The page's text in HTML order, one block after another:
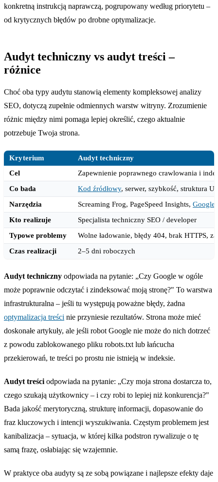
konkretną instrukcją naprawczą, pogrupowany według priorytetu –
od krytycznych błędów po drobne optymalizacje.
Audyt techniczny vs audyt treści –
różnice
Choć oba typy audytu stanowią elementy kompleksowej analizy
SEO, dotyczą zupełnie odmiennych warstw witryny. Zrozumienie
różnic między nimi pomaga lepiej określić, czego aktualnie
potrzebuje Twoja strona.
Kryterium
Audyt techniczny
Cel
Zapewnienie poprawnego crawlowania i
Co bada
Kod źródłowy, serwer, szybkość, struktura
Narzędzia
Screaming Frog, PageSpeed Insights,Google
Kto realizuje
Specjalista techniczny SEO / developer
Typowe problemy
Wolne ładowanie, błędy 404, brak HTTPS,
Czas realizacji
2–5 dni roboczych
Audyt techniczny odpowiada na pytanie: „Czy Google w ogóle
może poprawnie odczytać i zindeksować moją stronę?" To warstwa
infrastrukturalna – jeśli tu występują poważne błędy, żadna
optymalizacja treści nie przyniesie rezultatów. Strona może mieć
doskonałe artykuły, ale jeśli robot Google nie może do nich dotrzeć
z powodu zablokowanego pliku robots.txt lub łańcucha
przekierowań, te treści po prostu nie istnieją w indeksie.
Audyt treści odpowiada na pytanie: „Czy moja strona dostarcza to,
czego szukają użytkownicy – i czy robi to lepiej niż konkurencja?"
Bada jakość merytoryczną, strukturę informacji, dopasowanie do
fraz kluczowych i intencji wyszukiwania. Częstym problemem jest
kanibalizacja – sytuacja, w której kilka podstron rywalizuje o tę
samą frazę, osłabiając się wzajemnie.
W praktyce oba audyty są ze sobą powiązane i najlepsze efekty daje